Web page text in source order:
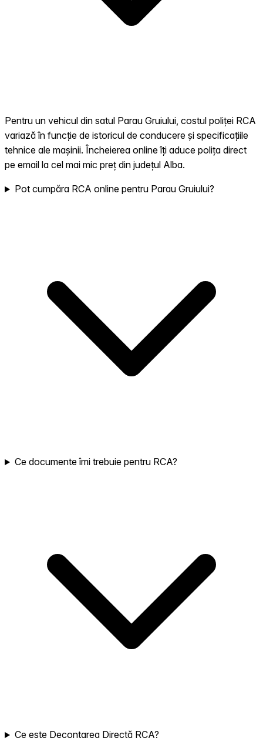
Pentru un vehicul din satul Parau Gruiului, costul poliței RCA
variază în funcție de istoricul de conducere și specificațiile
tehnice ale mașinii. Încheierea online îți aduce polița direct
pe email la cel mai mic preț din județul Alba.
Pot cumpăra RCA online pentru Parau Gruiului?
Ce documente îmi trebuie pentru RCA?
Ce este Decontarea Directă RCA?